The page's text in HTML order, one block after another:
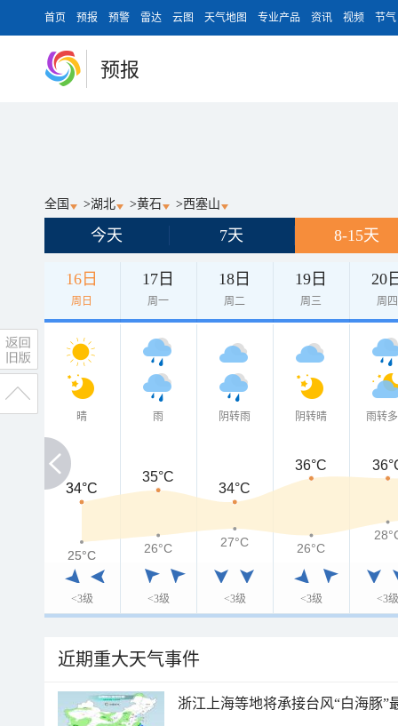
首页 预报 预警 雷达 云图 天气地图 专业产品 资讯 视频 节气
预报
全国 >湖北 >黄石 >西塞山
今天 7天 8-15天
16日
周日
17日
周一
18日
周二
19日
周三
20
周四
晴
<3级
雨
<3级
阴转雨
<3级
阴转晴
<3级
雨转
<3级
34°C
34°C
35°C
34°C
36°C
25°C
25°C 26°C 27°C 26°C
近期重大天气事件
浙江上海等地将承接台风“白海豚”